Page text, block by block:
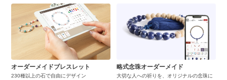
オーダーメイドブレスレット
230種以上の石で自由にデザイン
略式念珠オーダーメイド
大切な人への祈りを、オリジナルの念珠に